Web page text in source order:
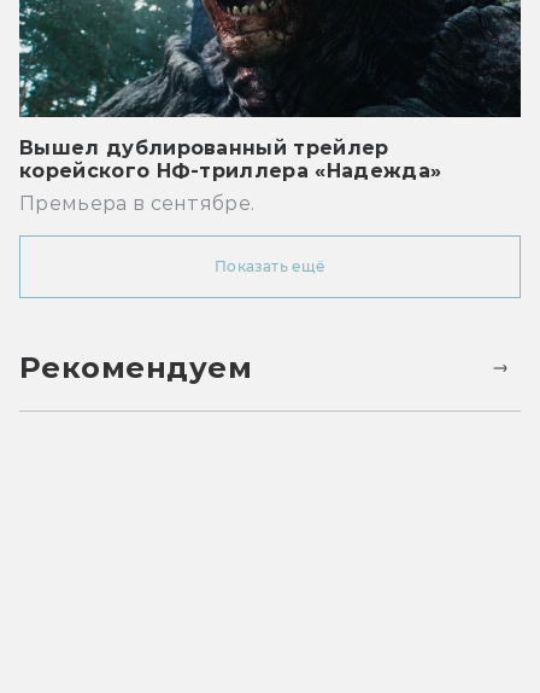
Вышел дублированный трейлер
корейского НФ-триллера «Надежда»
Премьера в сентябре.
Показать ещё
Рекомендуем